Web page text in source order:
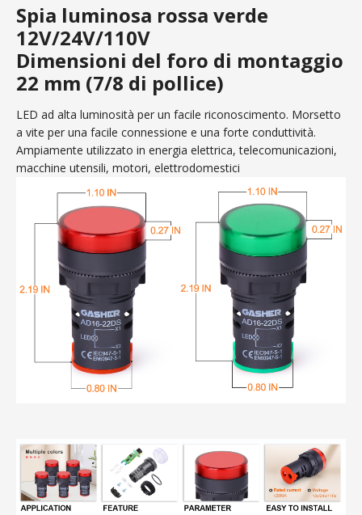
Spia luminosa rossa verde
12V/24V/110V
Dimensioni del foro di montaggio
22 mm (7/8 di pollice)
LED ad alta luminosità per un facile riconoscimento. Morsetto
a vite per una facile connessione e una forte conduttività.
Ampiamente utilizzato in energia elettrica, telecomunicazioni,
macchine utensili, motori, elettrodomestici